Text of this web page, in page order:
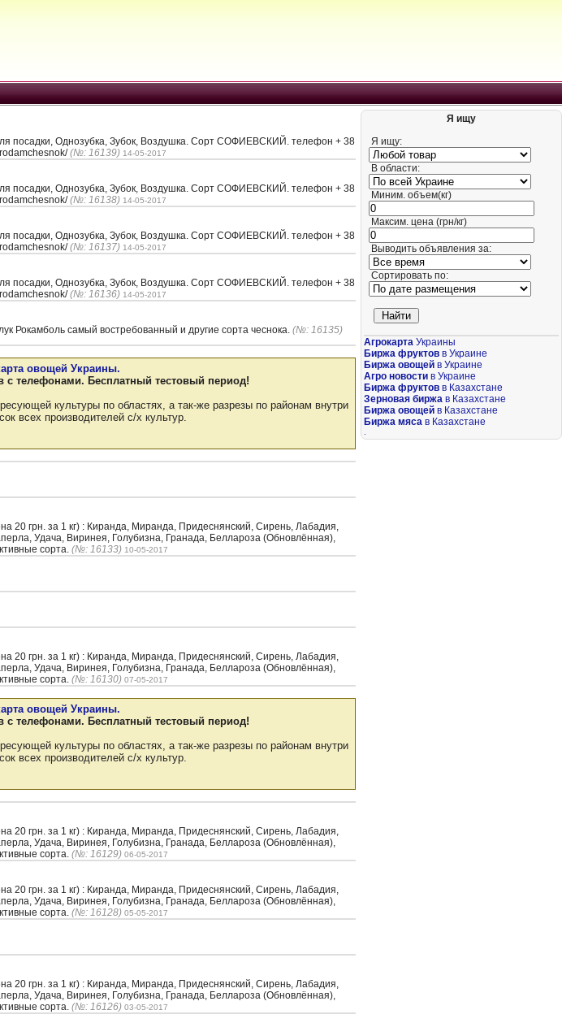
Я ищу
Я ищу:
В области:
Миним. объем(кг)
Максим. цена (грн/кг)
Выводить объявления за:
Сортировать по:
Агрокарта Украины
Биржа фруктов в Украине
Биржа овощей в Украине
Агро новости в Украине
Биржа фруктов в Казахстане
Зерновая биржа в Казахстане
Биржа овощей в Казахстане
Биржа мяса в Казахстане
посадки, Однозубка, Зубок, Воздушка. Сорт СОФИЕВСКИЙ. телефон + 38
(№: 16139) 14-05-2017
посадки, Однозубка, Зубок, Воздушка. Сорт СОФИЕВСКИЙ. телефон + 38
(№: 16138) 14-05-2017
посадки, Однозубка, Зубок, Воздушка. Сорт СОФИЕВСКИЙ. телефон + 38
(№: 16137) 14-05-2017
посадки, Однозубка, Зубок, Воздушка. Сорт СОФИЕВСКИЙ. телефон + 38
(№: 16136) 14-05-2017
Рокамболь самый востребованный и другие сорта чеснока. (№: 16135)
овощей Украины.
с телефонами. Бесплатный тестовый период!
культуры по областях, а так-же разрезы по районам внутри
всех производителей с/х культур.
20 грн. за 1 кг) : Киранда, Миранда, Придеснянский, Сирень, Лабадия,
Удача, Виринея, Голубизна, Гранада, Беллароза (Обновлённая),
сорта. (№: 16133) 10-05-2017
20 грн. за 1 кг) : Киранда, Миранда, Придеснянский, Сирень, Лабадия,
Удача, Виринея, Голубизна, Гранада, Беллароза (Обновлённая),
сорта. (№: 16130) 07-05-2017
овощей Украины.
с телефонами. Бесплатный тестовый период!
культуры по областях, а так-же разрезы по районам внутри
всех производителей с/х культур.
20 грн. за 1 кг) : Киранда, Миранда, Придеснянский, Сирень, Лабадия,
Удача, Виринея, Голубизна, Гранада, Беллароза (Обновлённая),
сорта. (№: 16129) 06-05-2017
20 грн. за 1 кг) : Киранда, Миранда, Придеснянский, Сирень, Лабадия,
Удача, Виринея, Голубизна, Гранада, Беллароза (Обновлённая),
сорта. (№: 16128) 05-05-2017
20 грн. за 1 кг) : Киранда, Миранда, Придеснянский, Сирень, Лабадия,
Удача, Виринея, Голубизна, Гранада, Беллароза (Обновлённая),
сорта. (№: 16126) 03-05-2017